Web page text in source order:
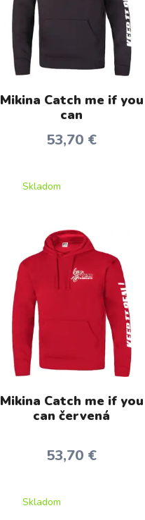
Mikina Catch me if you
can
53,70 €
Skladom
Mikina Catch me if you
can červená
53,70 €
Skladom